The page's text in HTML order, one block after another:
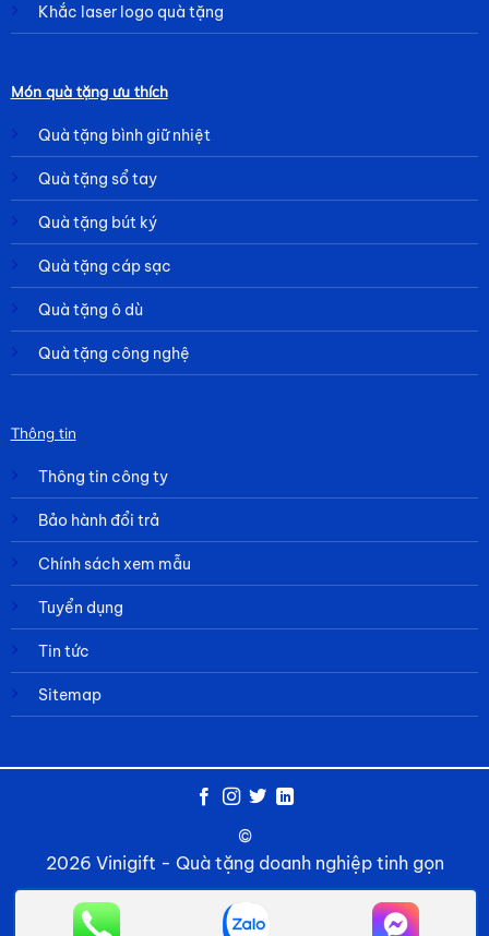
Khắc laser logo quà tặng
Món quà tặng ưu thích
Quà tặng bình giữ nhiệt
Quà tặng sổ tay
Quà tặng bút ký
Quà tặng cáp sạc
Quà tặng ô dù
Quà tặng công nghệ
Thông tin
Thông tin công ty
Bảo hành đổi trả
Chính sách xem mẫu
Tuyển dụng
Tin tức
Sitemap
©
2026 Vinigift - Quà tặng doanh nghiệp tinh gọn